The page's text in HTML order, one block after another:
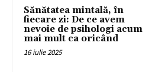
Sănătatea mintală, în
fiecare zi: De ce avem
nevoie de psihologi acum
mai mult ca oricând
16 iulie 2025